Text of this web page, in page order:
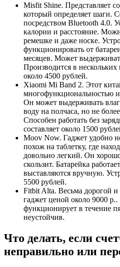
Misfit Shine. Представляет
который определяет шаги.
посредством Bluetooth 4.0.
калории и расстояние.
ремешке и даже носке.
функционировать от
месяцев. Может
Производится в
около 4500 рублей.
Xiaomi Mi Band 2. Этот
многофункциональностью
Он может выдерживать
воду на полчаса, но не
Способен работать без
составляет около 1500
Moov Now. Гаджет удобно
похож на таблетку, где
довольно легкий. Он
скользит. Батарейка
выставляются вручную.
5500 рублей.
Fitbit Alta. Весьма дорогой
гаджет ценой около 9000
функционирует в течение
неустойчив.
Что делать, если
неправильно или